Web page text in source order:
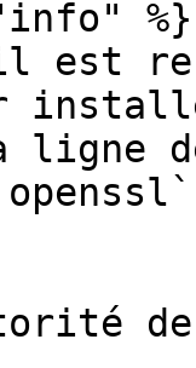
%}
il est
ligne